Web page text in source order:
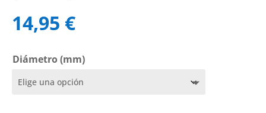
14,95 €
Diámetro (mm)